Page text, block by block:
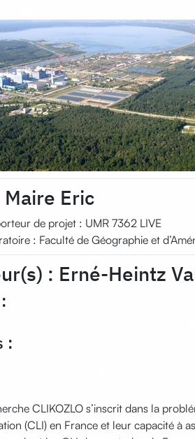
Maire Eric
de projet : UMR 7362 LIVE
: Faculté de Géographie et
: Erné-Heintz
:
CLIKOZLO s’inscrit dans la
(CLI) en France et leur capacité à